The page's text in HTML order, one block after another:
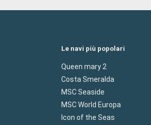
Le navi più popolari
Queen mary 2
Costa Smeralda
MSC Seaside
MSC World Europa
Icon of the Seas